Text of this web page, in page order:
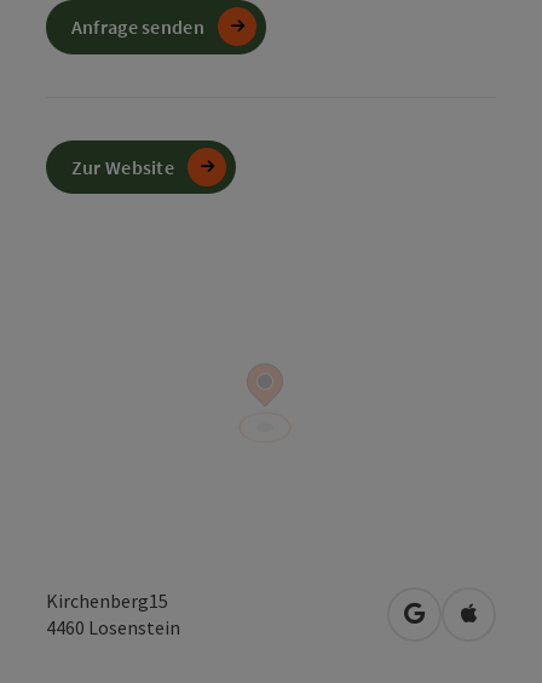
Kirchenberg15
4460 Losenstein in Google
in
Anfrage senden
Zur Website